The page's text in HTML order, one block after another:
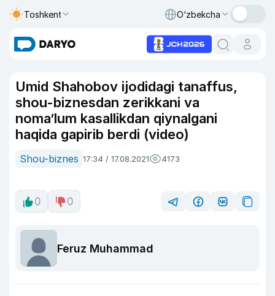
Toshkent O‘zbekcha
Umid Shahobov ijodidagi tanaffus,
shou-biznesdan zerikkani va
noma’lum kasallikdan qiynalgani
haqida gapirib berdi (video)
Shou-biznes 17:34 / 17.08.2021 4173
0 0
Feruz Muhammad